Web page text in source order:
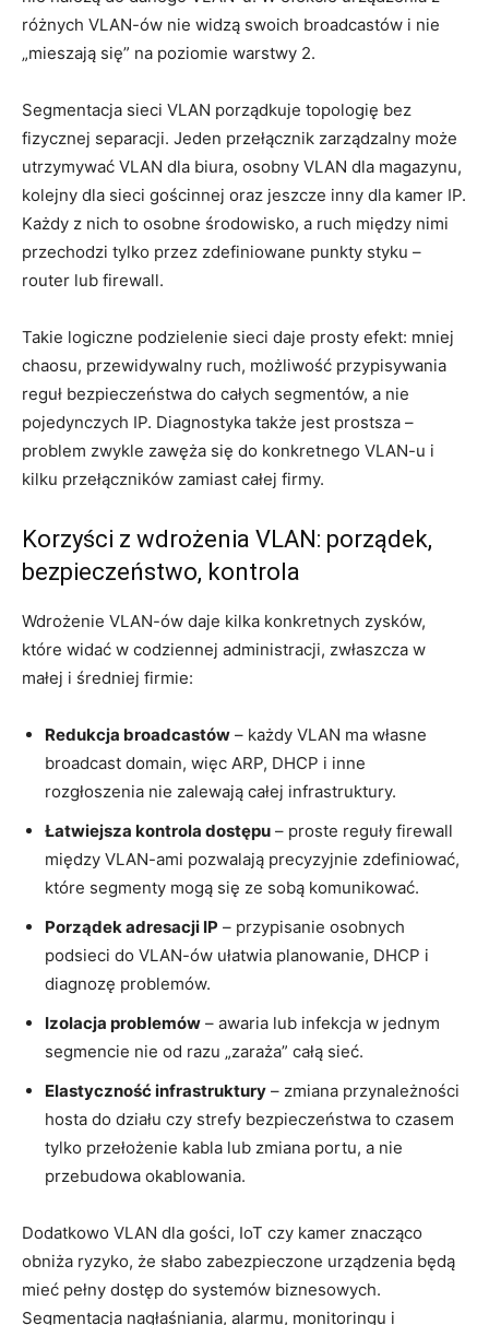
różnych VLAN-ów nie widzą swoich broadcastów i nie
„mieszają się” na poziomie warstwy 2.
Segmentacja sieci VLAN porządkuje topologię bez
fizycznej separacji. Jeden przełącznik zarządzalny może
utrzymywać VLAN dla biura, osobny VLAN dla magazynu,
kolejny dla sieci gościnnej oraz jeszcze inny dla kamer IP.
Każdy z nich to osobne środowisko, a ruch między nimi
przechodzi tylko przez zdefiniowane punkty styku –
router lub firewall.
Takie logiczne podzielenie sieci daje prosty efekt: mniej
chaosu, przewidywalny ruch, możliwość przypisywania
reguł bezpieczeństwa do całych segmentów, a nie
pojedynczych IP. Diagnostyka także jest prostsza –
problem zwykle zawęża się do konkretnego VLAN-u i
kilku przełączników zamiast całej firmy.
Korzyści z wdrożenia VLAN: porządek,
bezpieczeństwo, kontrola
Wdrożenie VLAN-ów daje kilka konkretnych zysków,
które widać w codziennej administracji, zwłaszcza w
małej i średniej firmie:
Redukcja broadcastów – każdy VLAN ma własne
broadcast domain, więc ARP, DHCP i inne
rozgłoszenia nie zalewają całej infrastruktury.
Łatwiejsza kontrola dostępu – proste reguły firewall
między VLAN-ami pozwalają precyzyjnie zdefiniować,
które segmenty mogą się ze sobą komunikować.
Porządek adresacji IP – przypisanie osobnych
podsieci do VLAN-ów ułatwia planowanie, DHCP i
diagnozę problemów.
Izolacja problemów – awaria lub infekcja w jednym
segmencie nie od razu „zaraża” całą sieć.
Elastyczność infrastruktury – zmiana przynależności
hosta do działu czy strefy bezpieczeństwa to czasem
tylko przełożenie kabla lub zmiana portu, a nie
przebudowa okablowania.
Dodatkowo VLAN dla gości, IoT czy kamer znacząco
obniża ryzyko, że słabo zabezpieczone urządzenia będą
mieć pełny dostęp do systemów biznesowych.
Segmentacja nagłaśniania, alarmu, monitoringu i